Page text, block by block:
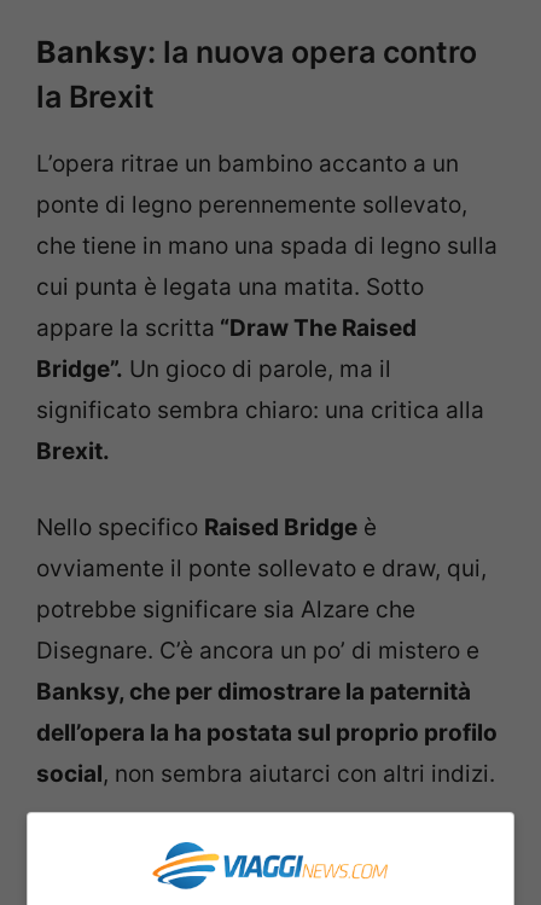
Banksy: la nuova opera contro
la Brexit
L’opera ritrae un bambino accanto a un
ponte di legno perennemente sollevato,
che tiene in mano una spada di legno sulla
cui punta è legata una matita. Sotto
appare la scritta “Draw The Raised
Bridge”. Un gioco di parole, ma il
significato sembra chiaro: una critica alla
Brexit.
Nello specifico Raised Bridge è
ovviamente il ponte sollevato e draw, qui,
potrebbe significare sia Alzare che
Disegnare. C’è ancora un po’ di mistero e
Banksy, che per dimostrare la paternità
dell’opera la ha postata sul proprio profilo
social, non sembra aiutarci con altri indizi.
Qualora però si trattasse di una critica con
la Brexit non sarebbe una novità visto che